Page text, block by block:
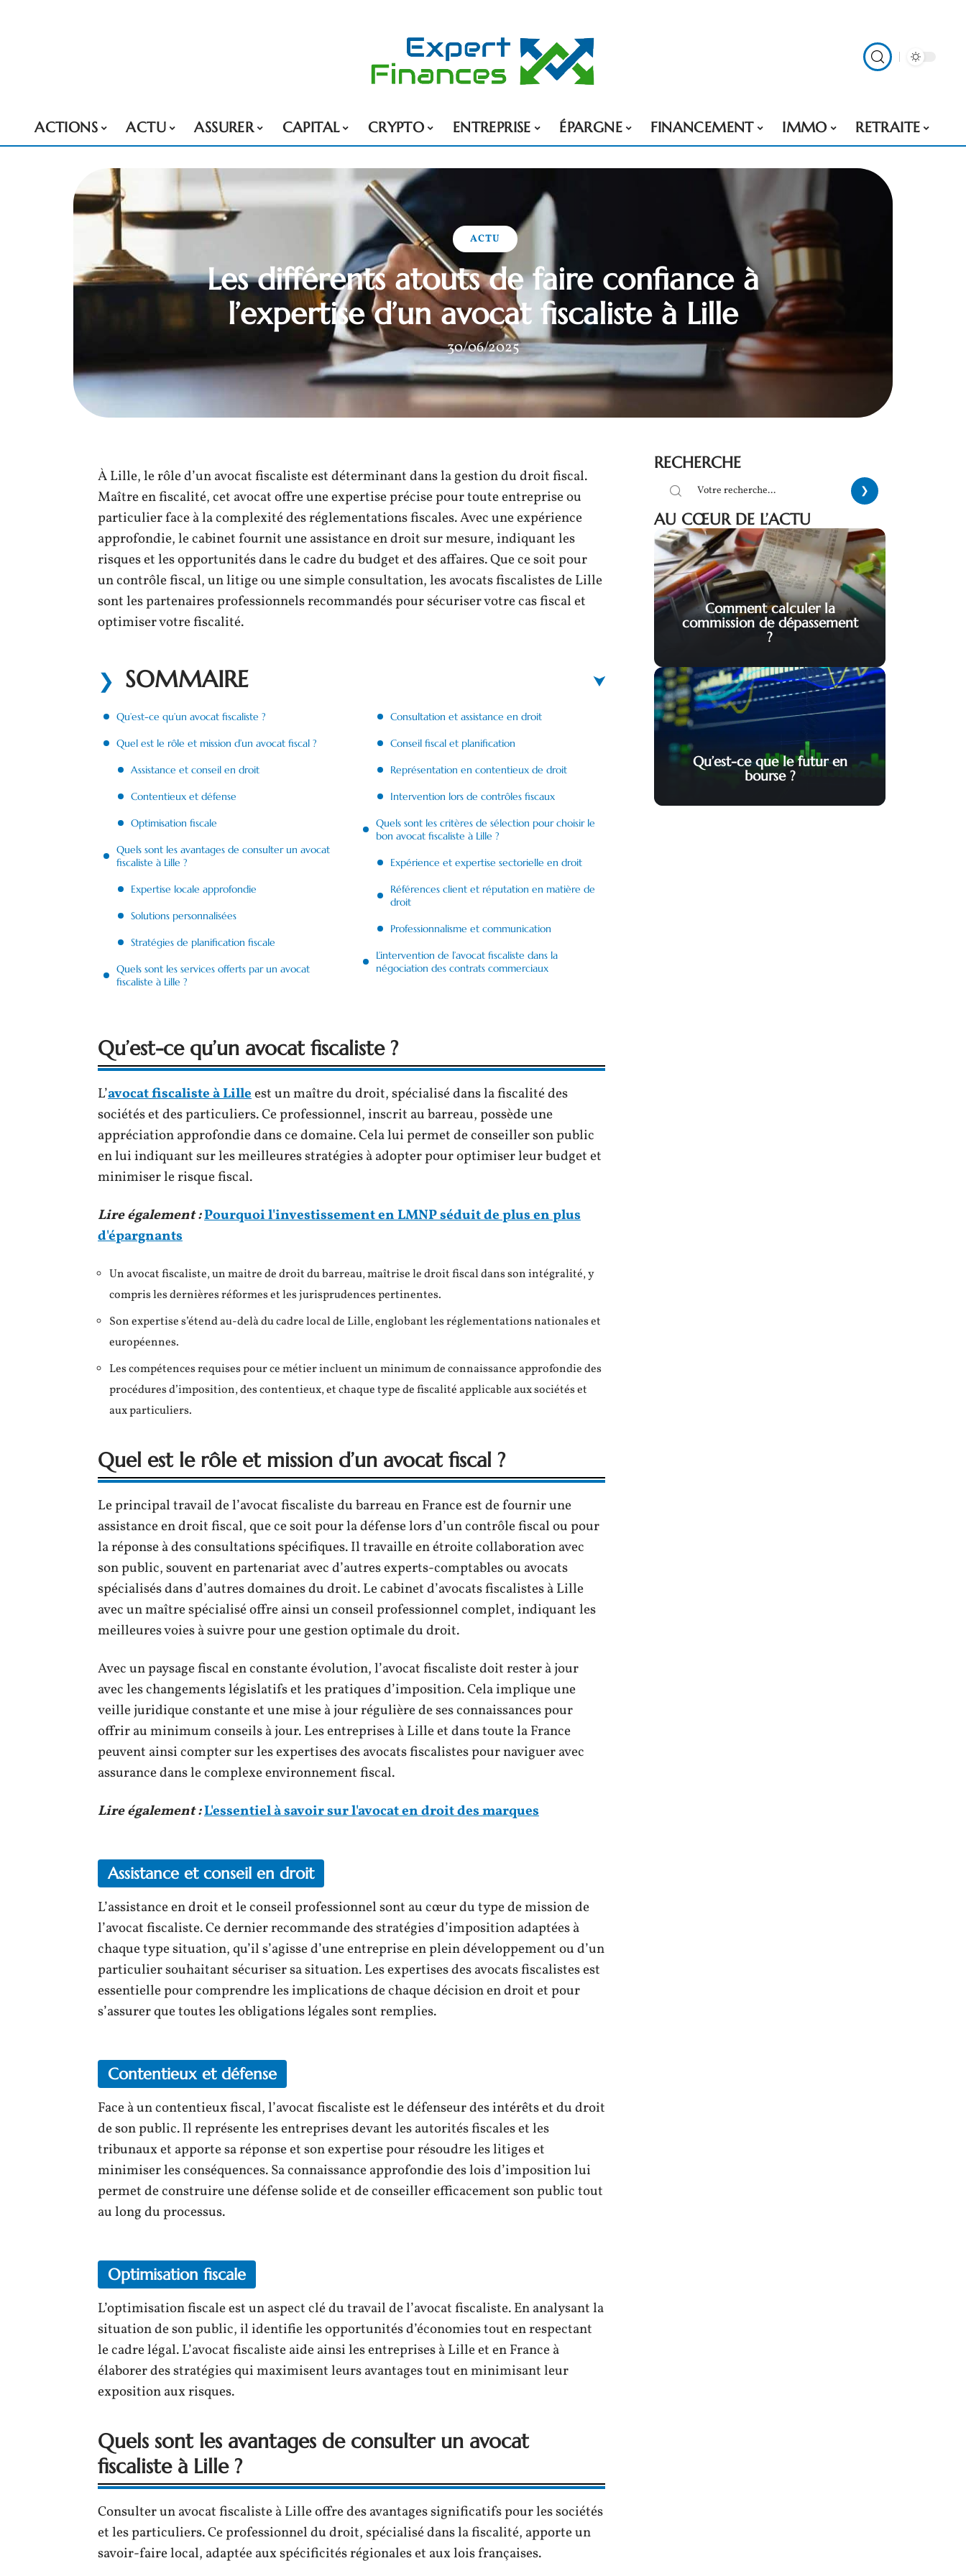
ACTIONS ACTU ASSURER CAPITAL CRYPTO ENTREPRISE ÉPARGNE FINANCEMENT IMMO RETRAITE
ACTU
Les différents atouts de faire confiance à
l’expertise d’un avocat fiscaliste à Lille
30/06/2025
À Lille, le rôle d’un avocat fiscaliste est déterminant dans la gestion du droit fiscal.
Maître en fiscalité, cet avocat offre une expertise précise pour toute entreprise ou
particulier face à la complexité des réglementations fiscales. Avec une expérience
approfondie, le cabinet fournit une assistance en droit sur mesure, indiquant les
risques et les opportunités dans le cadre du budget et des affaires. Que ce soit pour
un contrôle fiscal, un litige ou une simple consultation, les avocats fiscalistes de Lille
sont les partenaires professionnels recommandés pour sécuriser votre cas fiscal et
optimiser votre fiscalité.
SOMMAIRE
Qu’est-ce qu’un avocat fiscaliste ?
Quel est le rôle et mission d’un avocat fiscal ?
Assistance et conseil en droit
Contentieux et défense
Optimisation fiscale
Quels sont les avantages de consulter un avocat
fiscaliste à Lille ?
Expertise locale approfondie
Solutions personnalisées
Stratégies de planification fiscale
Quels sont les services offerts par un avocat
fiscaliste à Lille ?
Consultation et assistance en droit
Conseil fiscal et planification
Représentation en contentieux de droit
Intervention lors de contrôles fiscaux
Quels sont les critères de sélection pour choisir le
bon avocat fiscaliste à Lille ?
Expérience et expertise sectorielle en droit
Références client et réputation en matière de
droit
Professionnalisme et communication
L’intervention de l’avocat fiscaliste dans la
négociation des contrats commerciaux
Qu’est-ce qu’un avocat fiscaliste ?
L’avocat fiscaliste à Lilleest un maître du droit, spécialisé dans la fiscalité des
sociétés et des particuliers. Ce professionnel, inscrit au barreau, possède une
appréciation approfondie dans ce domaine. Cela lui permet de conseiller son public
en lui indiquant sur les meilleures stratégies à adopter pour optimiser leur budget et
minimiser le risque fiscal.
Lire également :Pourquoi l'investissement en LMNP séduit de plus en plus
d'épargnants
Un avocat fiscaliste, un maitre de droit du barreau, maîtrise le droit fiscal dans son intégralité, y
compris les dernières réformes et les jurisprudences pertinentes.
Son expertise s’étend au-delà du cadre local de Lille, englobant les réglementations nationales et
européennes.
Les compétences requises pour ce métier incluent un minimum de connaissance approfondie des
procédures d’imposition, des contentieux, et chaque type de fiscalité applicable aux sociétés et
aux particuliers.
Quel est le rôle et mission d’un avocat fiscal ?
Le principal travail de l’avocat fiscaliste du barreau en France est de fournir une
assistance en droit fiscal, que ce soit pour la défense lors d’un contrôle fiscal ou pour
la réponse à des consultations spécifiques. Il travaille en étroite collaboration avec
son public, souvent en partenariat avec d’autres experts-comptables ou avocats
spécialisés dans d’autres domaines du droit. Le cabinet d’avocats fiscalistes à Lille
avec un maître spécialisé offre ainsi un conseil professionnel complet, indiquant les
meilleures voies à suivre pour une gestion optimale du droit.
Avec un paysage fiscal en constante évolution, l’avocat fiscaliste doit rester à jour
avec les changements législatifs et les pratiques d’imposition. Cela implique une
veille juridique constante et une mise à jour régulière de ses connaissances pour
offrir au minimum conseils à jour. Les entreprises à Lille et dans toute la France
peuvent ainsi compter sur les expertises des avocats fiscalistes pour naviguer avec
assurance dans le complexe environnement fiscal.
Lire également :L'essentiel à savoir sur l'avocat en droit des marques
Assistance et conseil en droit
L’assistance en droit et le conseil professionnel sont au cœur du type de mission de
l’avocat fiscaliste. Ce dernier recommande des stratégies d’imposition adaptées à
chaque type situation, qu’il s’agisse d’une entreprise en plein développement ou d’un
particulier souhaitant sécuriser sa situation. Les expertises des avocats fiscalistes est
essentielle pour comprendre les implications de chaque décision en droit et pour
s’assurer que toutes les obligations légales sont remplies.
Contentieux et défense
Face à un contentieux fiscal, l’avocat fiscaliste est le défenseur des intérêts et du droit
de son public. Il représente les entreprises devant les autorités fiscales et les
tribunaux et apporte sa réponse et son expertise pour résoudre les litiges et
minimiser les conséquences. Sa connaissance approfondie des lois d’imposition lui
permet de construire une défense solide et de conseiller efficacement son public tout
au long du processus.
Optimisation fiscale
L’optimisation fiscale est un aspect clé du travail de l’avocat fiscaliste. En analysant la
situation de son public, il identifie les opportunités d’économies tout en respectant
le cadre légal. L’avocat fiscaliste aide ainsi les entreprises à Lille et en France à
élaborer des stratégies qui maximisent leurs avantages tout en minimisant leur
exposition aux risques.
Quels sont les avantages de consulter un avocat
fiscaliste à Lille ?
Consulter un avocat fiscaliste à Lille offre des avantages significatifs pour les sociétés
et les particuliers. Ce professionnel du droit, spécialisé dans la fiscalité, apporte un
savoir-faire local, adaptée aux spécificités régionales et aux lois françaises.
RECHERCHE
AU CŒUR DE L’ACTU
Comment calculer la
commission de dépassement
?
Qu’est-ce que le futur en
bourse ?